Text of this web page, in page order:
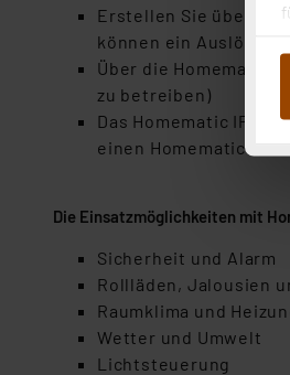
Erstellen Sie über die
können ein Auslöser,
Über die Homematic
zu betreiben)
Das Homematic IP
einen Homematic IP
Die Einsatzmöglichkeiten mit
Sicherheit und Alarm
Rollläden, Jalousien
Raumklima und
Wetter und Umwelt
Lichtsteuerung